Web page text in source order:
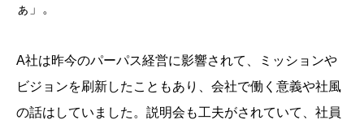
ぁ」。
A社は昨今のパーパス経営に影響されて、ミッションや
ビジョンを刷新したこともあり、会社で働く意義や社風
の話はしていました。説明会も工夫がされていて、社員